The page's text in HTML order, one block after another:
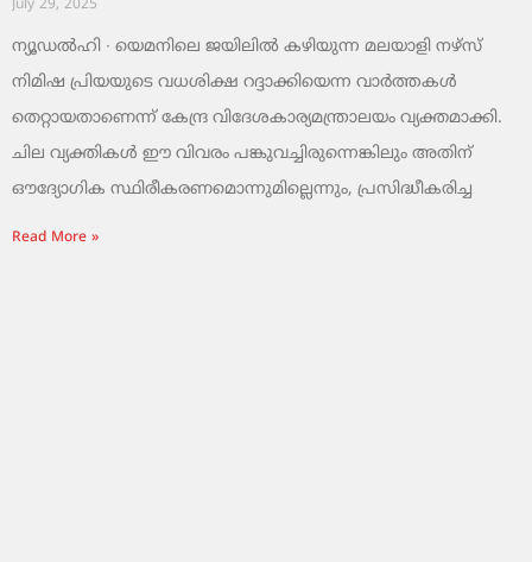
July 29, 2025
ന്യൂഡല്‍ഹി ∙ യെമനിലെ ജയിലില്‍ കഴിയുന്ന മലയാളി നഴ്സ്
നിമിഷ പ്രിയയുടെ വധശിക്ഷ റദ്ദാക്കിയെന്ന വാര്‍ത്തകള്‍
തെറ്റായതാണെന്ന് കേന്ദ്ര വിദേശകാര്യമന്ത്രാലയം വ്യക്തമാക്കി.
ചില വ്യക്തികള്‍ ഈ വിവരം പങ്കുവച്ചിരുന്നെങ്കിലും അതിന്
ഔദ്യോഗിക സ്ഥിരീകരണമൊന്നുമില്ലെന്നും, പ്രസിദ്ധീകരിച്ച
Read More »